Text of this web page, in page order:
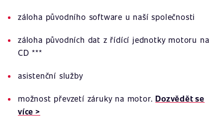
záloha původního software u naší společnosti
záloha původních dat z řídící jednotky motoru na
CD ***
asistenční služby
možnost převzetí záruky na motor.Dozvědět se
více >